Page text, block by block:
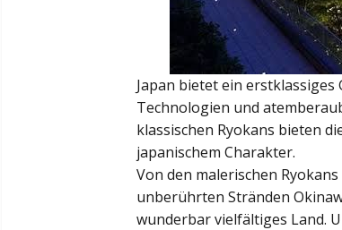
Japan bietet ein
Technologien und
klassischen Ryokans bieten
japanischem Charakter.
Von den malerischen
unberührten Stränden
wunderbar vielfältiges Land.